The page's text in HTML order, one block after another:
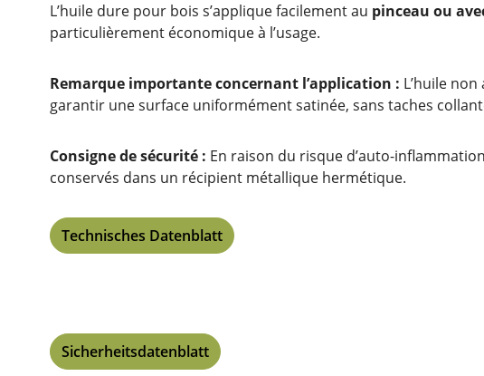
L’huile dure pour bois s’applique facilement au pinceau ou
particulièrement économique à l’usage.
Remarque importante concernant l’application : L’huile
garantir une surface uniformément satinée, sans taches
Consigne de sécurité : En raison du risque d’auto-
conservés dans un récipient métallique hermétique.
Technisches Datenblatt
Sicherheitsdatenblatt